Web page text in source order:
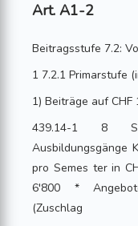
Art. A1-2
Beitragsstufe 7.2:
1 7.2.1 Primarstufe
1) Beiträge auf
439.14-1 8
Ausbildungsgänge
pro Semes ter in
6'800 *
(Zuschlag